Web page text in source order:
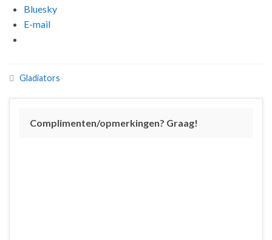
Bluesky
E-mail
Gladiators
Complimenten/opmerkingen? Graag!